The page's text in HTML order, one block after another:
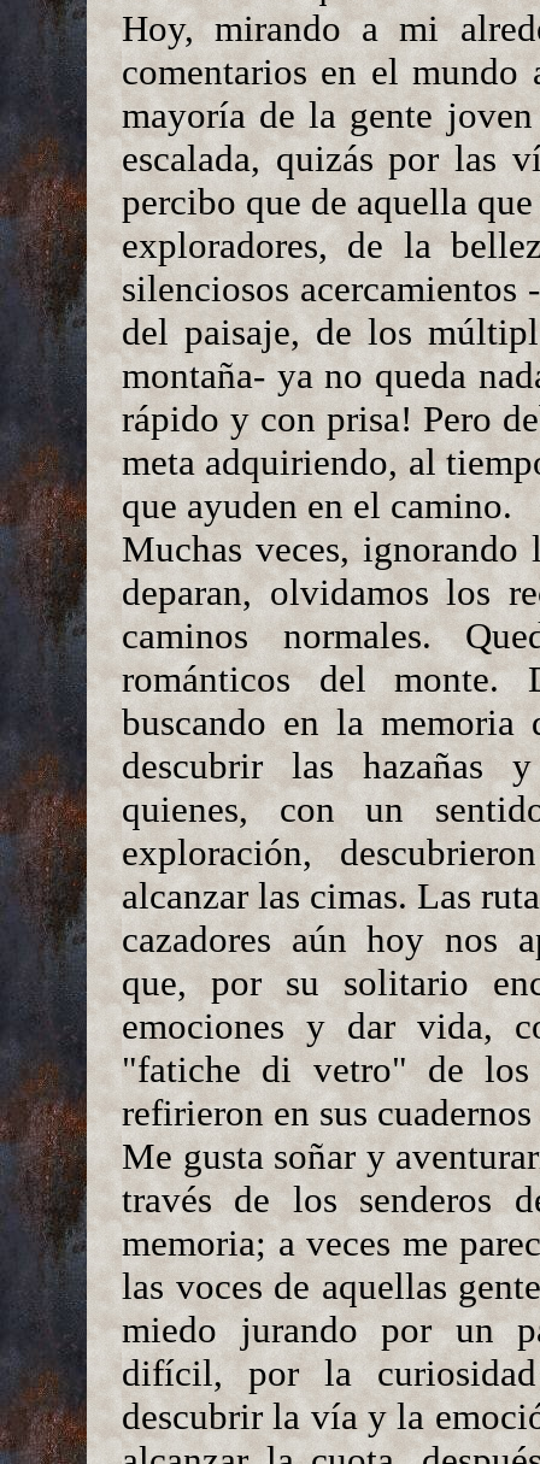
Hoy, mirando a mi
comentarios en el
mayoría de la gente
escalada, quizás por las
percibo que de aquella
exploradores, de la
silenciosos
del paisaje, de los
montaña- ya no queda
rápido y con prisa! Pero
meta adquiriendo, al
que ayuden en el camino.
Muchas veces, ignorando
deparan, olvidamos los
caminos normales.
románticos del monte.
buscando en la memoria
descubrir las hazañas
quienes, con un
exploración,
alcanzar las cimas. Las
cazadores aún hoy nos
que, por su solitario
emociones y dar vida,
"fatiche di vetro" de los
refirieron en sus
Me gusta soñar y
través de los senderos
memoria; a veces me
las voces de aquellas
miedo jurando por un
difícil, por la
descubrir la vía y la